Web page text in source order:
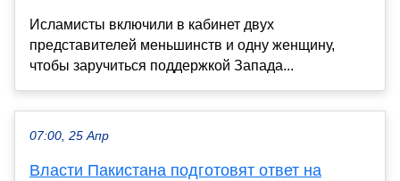
Исламисты включили в кабинет двух
представителей меньшинств и одну женщину,
чтобы заручиться поддержкой Запада...
07:00, 25 Апр
Власти Пакистана подготовят ответ на